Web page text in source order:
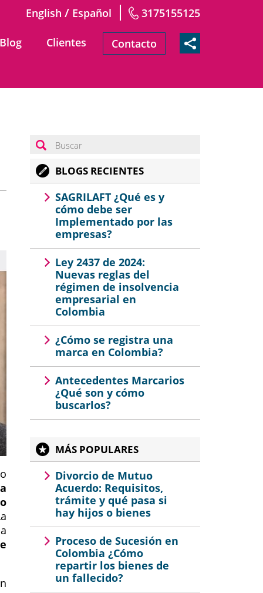
English / Español 3175155125
Blog Clientes Contacto
BLOGS RECIENTES
SAGRILAFT ¿Qué es y
cómo debe ser
Implementado por las
empresas?
Ley 2437 de 2024:
Nuevas reglas del
régimen de insolvencia
empresarial en
Colombia
¿Cómo se registra una
marca en Colombia?
Antecedentes Marcarios
¿Qué son y cómo
buscarlos?
MÁS POPULARES
Divorcio de Mutuo
Acuerdo: Requisitos,
trámite y qué pasa si
hay hijos o bienes
Proceso de Sucesión en
Colombia ¿Cómo
repartir los bienes de
un fallecido?